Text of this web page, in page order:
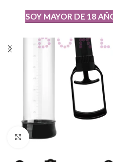
SOY MAYOR DE 18
Haga Click para